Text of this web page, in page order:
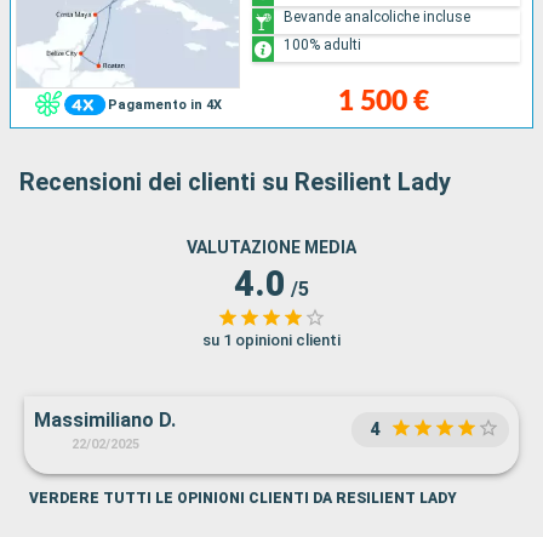
Pagamento in 4X 1 500 €
Bevande analcoliche incluse
100% adulti
Recensioni dei clienti su Resilient Lady
VALUTAZIONE MEDIA
4.0 /5
su 1 opinioni clienti
Massimiliano D.
22/02/2025
4
VERDERE TUTTI LE OPINIONI CLIENTI DA RESILIENT LADY